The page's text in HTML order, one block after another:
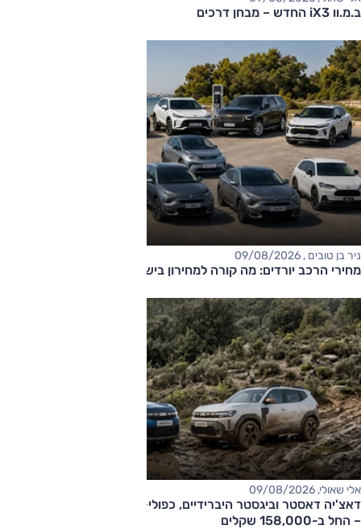
ב.מ.וו iX3 החדש – מבחן דרכים
ניר בן טובים , 09/08/2026
מחירי הרכב יורדים: מה קורה למחירון בישראל?
אלי שאולי, 09/08/2026
דאצ'יה דאסטר וביגסטר היברידיים, כפולי-הנעה עם תיבה אוטומטית
– החל ב-158,000 שקלים